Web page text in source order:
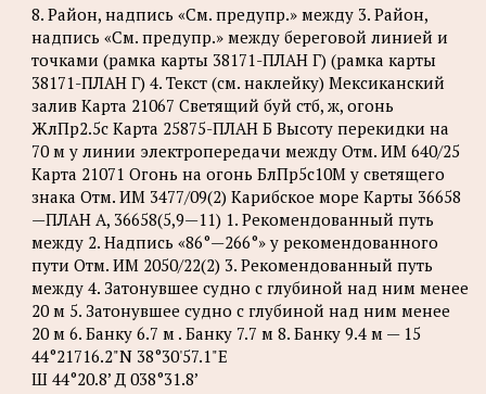
8. Район, надпись «См. предупр.» между 3. Район,
надпись «См. предупр.» между береговой линией и
точками (рамка карты 38171-ПЛАН Г) (рамка карты
38171-ПЛАН Г) 4. Текст (см. наклейку) Мексиканский
залив Карта 21067 Светящий буй стб, ж, огонь
ЖлПр2.5с Карта 25875-ПЛАН Б Высоту перекидки на
70 м у линии электропередачи между Отм. ИМ 640/25
Карта 21071 Огонь на огонь БлПр5с10М у светящего
знака Отм. ИМ 3477/09(2) Карибское море Карты 36658
—ПЛАН А, 36658(5,9—11) 1. Рекомендованный путь
между 2. Надпись «86°—266°» у рекомендованного
пути Отм. ИМ 2050/22(2) 3. Рекомендованный путь
между 4. Затонувшее судно с глубиной над ним менее
20 м 5. Затонувшее судно с глубиной над ним менее
20 м 6. Банку 6.7 м . Банку 7.7 м 8. Банку 9.4 м — 15
44°21716.2"N 38°30'57.1"Е
Ш 44°20.8’ Д 038°31.8’